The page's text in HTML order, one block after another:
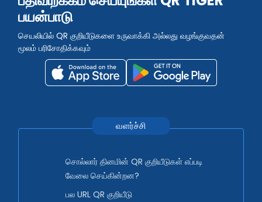
பயன்பாடு
செயலியில் QR குறியீடுகளை உருவாக்கி அல்லது வழங்குவதன்
மூலம் பரிசோதிக்கவும்
வளர்ச்சி
சொல்லார் தினமின் QR குறியீடுகள் எப்படி
வேலை செய்கின்றன?
பல URL QR குறியீடு